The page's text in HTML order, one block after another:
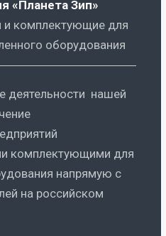
«Планета Зип»
и комплектующие для
оборудования
деятельности нашей
комплектующими для
напрямую с
на российском